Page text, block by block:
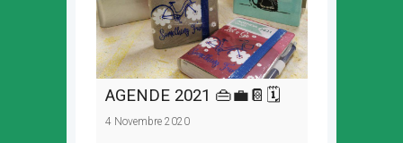
AGENDE 2021 👜💼📔🗓️
4 Novembre 2020